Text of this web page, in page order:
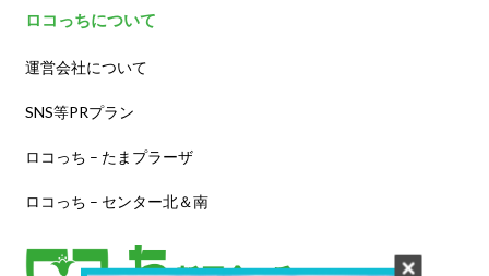
ロコっちについて
運営会社について
SNS等PRプラン
ロコっち – たまプラーザ
ロコっち – センター北＆南